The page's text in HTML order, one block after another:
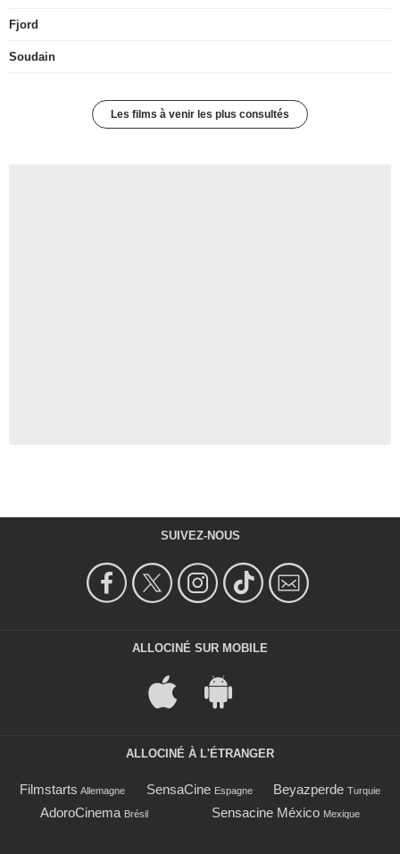
Fjord
Soudain
Les films à venir les plus consultés
SUIVEZ-NOUS
ALLOCINÉ SUR MOBILE
ALLOCINÉ À L'ÉTRANGER
Filmstarts Allemagne SensaCine Espagne Beyazperde Turquie
AdoroCinema Brésil Sensacine México Mexique